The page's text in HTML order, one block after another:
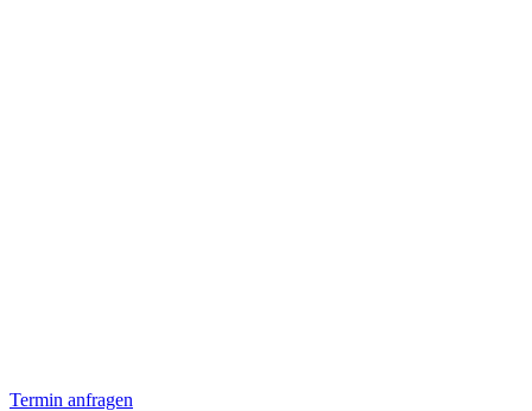
Termin anfragen